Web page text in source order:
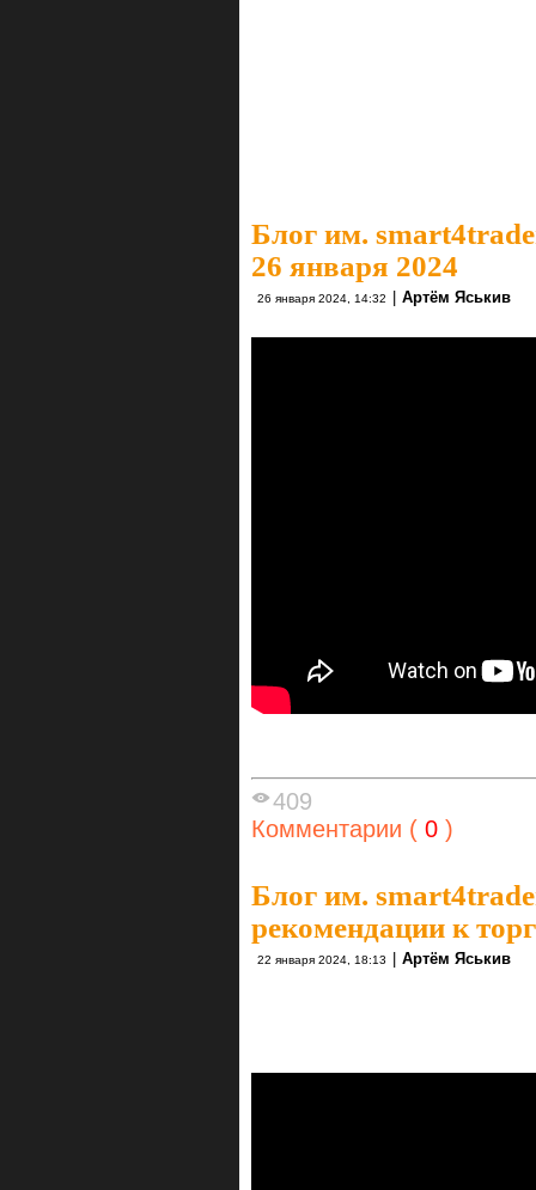
Блог им.
26 января 2024
26 января 2024, 14:32 | Артём Яськив
409
Комментарии ( 0 )
Блог им.
рекомендации к
22 января 2024, 18:13 Артём Яськив